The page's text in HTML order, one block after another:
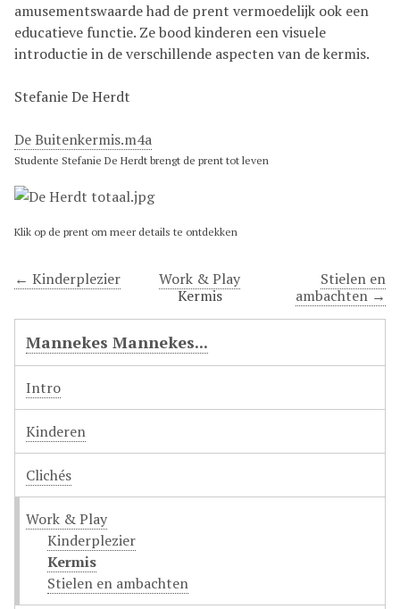
amusementswaarde had de prent vermoedelijk ook een
educatieve functie. Ze bood kinderen een visuele
introductie in de verschillende aspecten van de kermis.
Stefanie De Herdt
De Buitenkermis.m4a
Studente Stefanie De Herdt brengt de prent tot leven
Klik op de prent om meer details te ontdekken
← Kinderplezier
Stielen en
ambachten →
Work & Play
Kermis
Mannekes Mannekes...
Intro
Kinderen
Clichés
Work & Play
Kinderplezier
Kermis
Stielen en ambachten